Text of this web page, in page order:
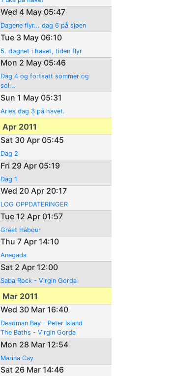
Wed 4 May 05:47
Dagene flyr... dag 6 på sjøen
Tue 3 May 06:10
5. døgnet i havet, tiden flyr
Mon 2 May 05:46
Dag 4 og fortsatt sommer og
sol...
Sun 1 May 05:31
Aries dag 3 på havet.
Apr 2011
Sat 30 Apr 05:45
Dag 2
Fri 29 Apr 05:19
Dag 1
Wed 20 Apr 20:17
LOG OPPDATERINGER
Tue 12 Apr 01:57
Great Habour
Thu 7 Apr 14:10
Anegada
Sat 2 Apr 12:00
Saba Rock - Virgin Gorda
Mar 2011
Wed 30 Mar 16:40
Deadman Bay - Peter Island
The Baths - Virgin Gorda
Mon 28 Mar 12:54
Marina Cay
Sat 26 Mar 14:46